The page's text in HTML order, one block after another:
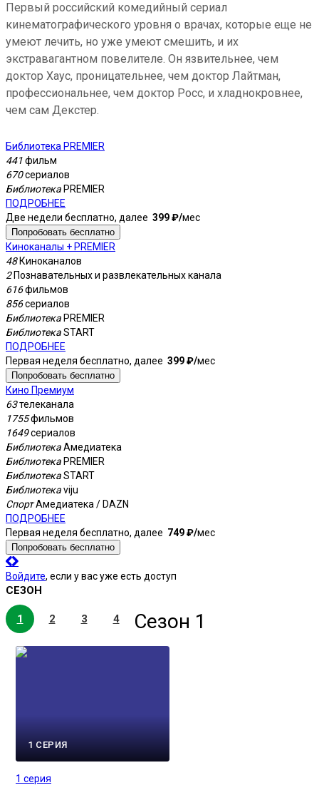
Первый российский комедийный сериал
кинематографического уровня о врачах, которые еще не
умеют лечить, но уже умеют смешить, и их
экстравагантном повелителе. Он язвительнее, чем
доктор Хаус, проницательнее, чем доктор Лайтман,
профессиональнее, чем доктор Росс, и хладнокровнее,
чем сам Декстер.
Библиотека PREMIER
441фильм
670сериалов
Библиотека PREMIER
ПОДРОБНЕЕ
Две недели бесплатно, далее 399 ₽⁠/⁠мес
Попробовать бесплатно
Киноканалы + PREMIER
48Киноканалов
2Познавательных и развлекательных канала
616фильмов
856сериалов
Библиотека PREMIER
БиблиотекаSTART
ПОДРОБНЕЕ
Первая неделя бесплатно, далее 399 ₽⁠/⁠мес
Попробовать бесплатно
Кино Премиум
63телеканала
1755фильмов
1649сериалов
БиблиотекаАмедиатека
Библиотека PREMIER
БиблиотекаSTART
Библиотекаviju
СпортАмедиатека / DAZN
ПОДРОБНЕЕ
Первая неделя бесплатно, далее 749 ₽⁠/⁠мес
Попробовать бесплатно
Войдите, если у вас уже есть доступ
СЕЗОН
1 2 3 4 Сезон 1
1 СЕРИЯ
1 серия